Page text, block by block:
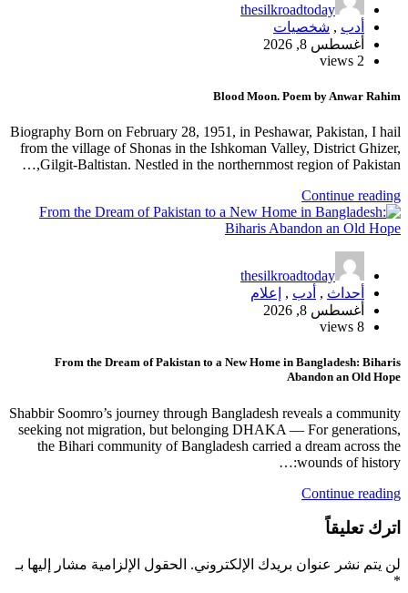
thesilkroadtoday
أدب , شخصيات
أغسطس 8, 2026
2 views
Blood Moon. Poem by Anwar Rahim
Biography Born on February 28, 1951, in Peshawar, Pakistan, I hail
from the village of Shonas in the Ishkoman Valley, District Ghizer,
Gilgit-Baltistan. Nestled in the northernmost region of Pakistan,…
Continue reading
thesilkroadtoday
أحداث , أدب ,
إعلام
أغسطس 8, 2026
8 views
From the Dream of Pakistan to a New Home in Bangladesh: Biharis
Abandon an Old Hope
Shabbir Soomro’s journey through Bangladesh reveals a community
seeking not migration, but belonging DHAKA — For generations,
the Bihari community of Bangladesh carried a dream across the
wounds of history:…
Continue reading
اترك تعليقاً
لن يتم نشر عنوان بريدك الإلكتروني. الحقول الإلزامية مشار إليها بـ
*